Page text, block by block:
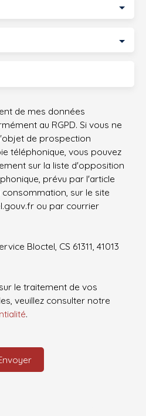
de mes données
au RGPD. Si vous ne
de prospection
téléphonique, vous pouvez
sur la liste d'opposition
prévu par l'article
consommation, sur le site
ou par courrier
Bloctel, CS 61311, 41013
le traitement de vos
veuillez consulter notre
.